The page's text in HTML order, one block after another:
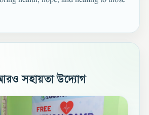
সহায়তা উদ্যোগ